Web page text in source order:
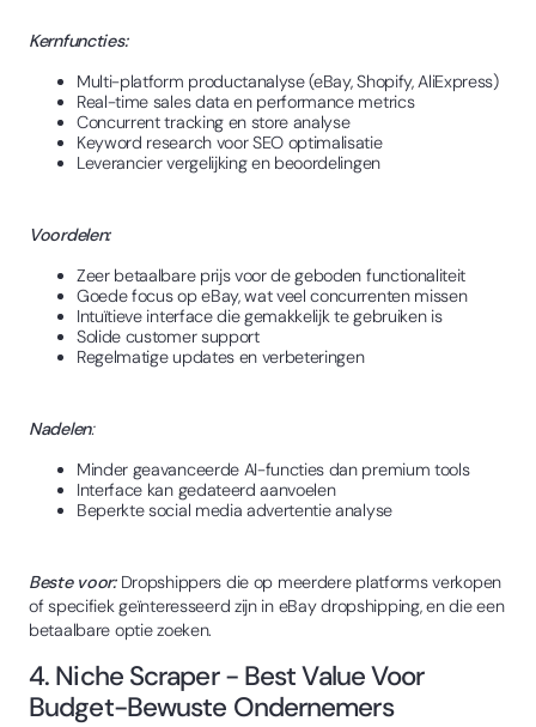
Kernfuncties:
Multi-platform productanalyse (eBay, Shopify, AliExpress)
Real-time sales data en performance metrics
Concurrent tracking en store analyse
Keyword research voor SEO optimalisatie
Leverancier vergelijking en beoordelingen
Voordelen:
Zeer betaalbare prijs voor de geboden functionaliteit
Goede focus op eBay, wat veel concurrenten missen
Intuïtieve interface die gemakkelijk te gebruiken is
Solide customer support
Regelmatige updates en verbeteringen
Nadelen:
Minder geavanceerde AI-functies dan premium tools
Interface kan gedateerd aanvoelen
Beperkte social media advertentie analyse
Beste voor:Dropshippers die op meerdere platforms verkopen
of specifiek geïnteresseerd zijn in eBay dropshipping, en die een
betaalbare optie zoeken.
4. Niche Scraper - Best Value Voor
Budget-Bewuste Ondernemers